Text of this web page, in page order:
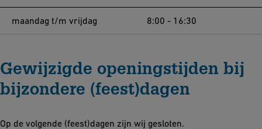
maandag t/m vrijdag 8:00 - 16:30
Gewijzigde openingstijden bij
bijzondere (feest)dagen
Op de volgende (feest)dagen zijn wij gesloten.